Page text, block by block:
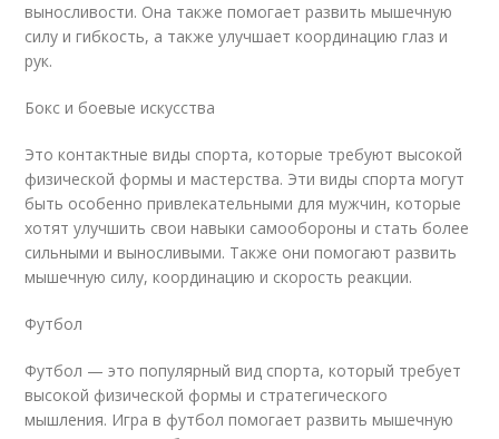
выносливости. Она также помогает развить мышечную
силу и гибкость, а также улучшает координацию глаз и
рук.
Бокс и боевые искусства
Это контактные виды спорта, которые требуют высокой
физической формы и мастерства. Эти виды спорта могут
быть особенно привлекательными для мужчин, которые
хотят улучшить свои навыки самообороны и стать более
сильными и выносливыми. Также они помогают развить
мышечную силу, координацию и скорость реакции.
Футбол
Футбол — это популярный вид спорта, который требует
высокой физической формы и стратегического
мышления. Игра в футбол помогает развить мышечную